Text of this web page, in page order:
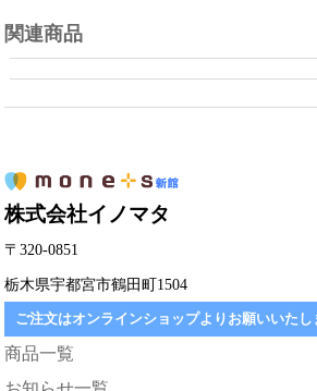
関連商品
株式会社イノマタ
〒320-0851
栃木県宇都宮市鶴田町1504
ご注文はオンラインショップよりお願いいたし
商品一覧